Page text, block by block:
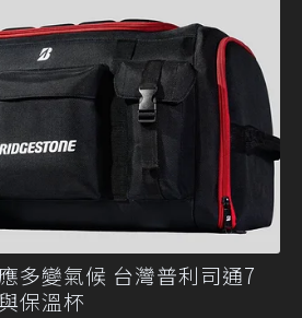
多變氣候 台灣普利司通7
保溫杯